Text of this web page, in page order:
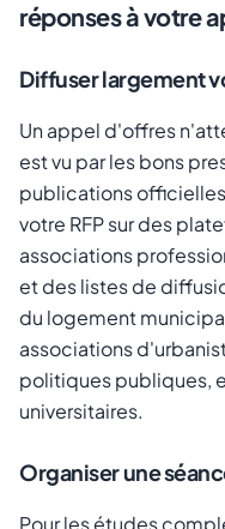
réponses à votre
Diffuser largement
Un appel d'offres
est vu par les bons
publications
votre RFP sur des
associations
et des listes de
du logement
associations
politiques publiques,
universitaires.
Organiser une